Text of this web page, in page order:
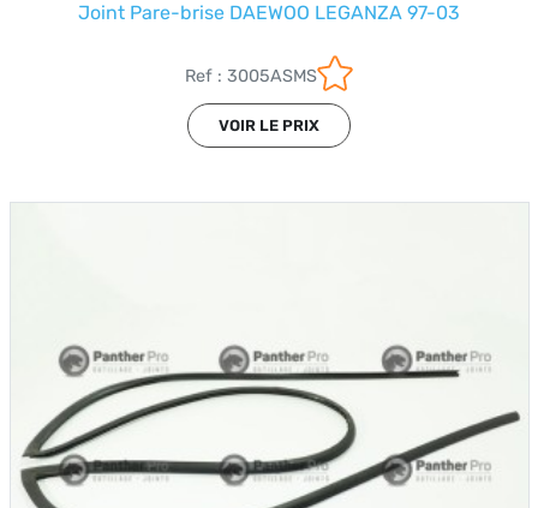
Joint Pare-brise DAEWOO LEGANZA 97-03
Ref : 3005ASMS
VOIR LE PRIX